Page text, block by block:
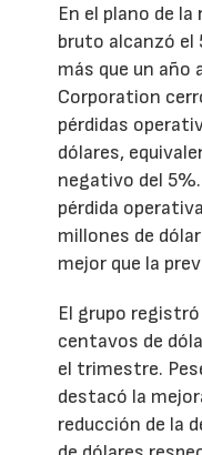
En el plano de
bruto alcanzó el
más que un año
Corporation
pérdidas
dólares,
negativo del
pérdida
millones de
mejor que la
El grupo
centavos de
el trimestre.
destacó la
reducción de la